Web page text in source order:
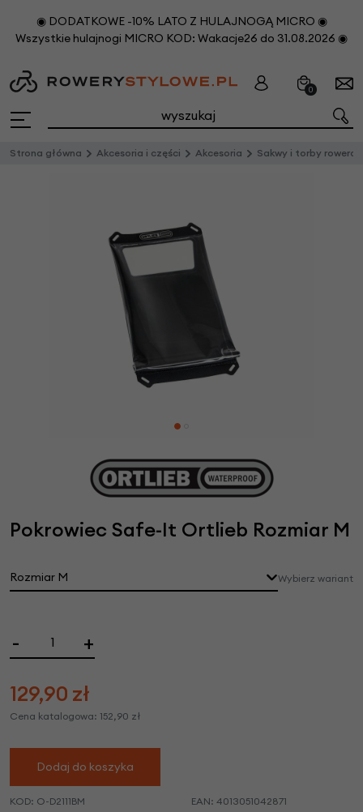
◉ DODATKOWE -10% LATO Z HULAJNOGĄ MICRO ◉
Wszystkie hulajnogi MICRO KOD: Wakacje26 do 31.08.2026 ◉
0
Strona główna Akcesoria i części Akcesoria Sakwy i torby
Pokrowiec Safe-It Ortlieb Rozmiar M
Rozmiar M Wybierz wariant
- +
129,90 zł
Cena katalogowa: 152,90 zł
Dodaj do koszyka
KOD: O-D2111BM EAN: 4013051042871